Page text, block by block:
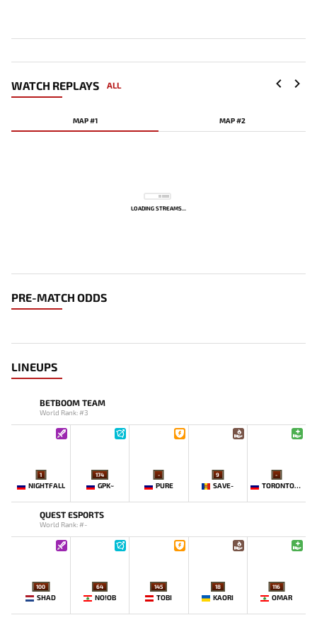
WATCH REPLAYS ALL
MAP #1 MAP #2
LOADING STREAMS...
PRE-MATCH ODDS
LINEUPS
BETBOOM TEAM
World Rank: #3
1
NIGHTFALL
174
GPK~
-
PURE
9
SAVE-
-
TORONTOTOKYO
QUEST ESPORTS
World Rank: #-
100
SHAD
64
NO!OB
145
TOBI
18
KAORI
116
OMAR